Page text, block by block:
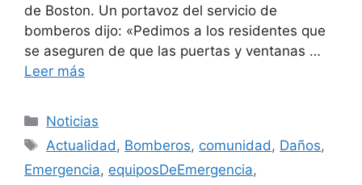
de Boston. Un portavoz del servicio de
bomberos dijo: «Pedimos a los residentes que
se aseguren de que las puertas y ventanas …
Leer más
Categorías
Noticias
Etiquetas
Actualidad, Bomberos, comunidad, Daños,
Emergencia, equiposDeEmergencia,